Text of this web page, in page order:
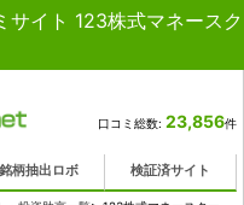
サイト 123株式マネースク
口コミ総数: 23,856件
銘柄抽出ロボ 検証済サイト